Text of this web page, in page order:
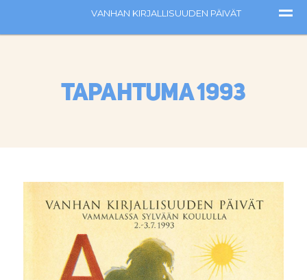
Tapahtuma 1993